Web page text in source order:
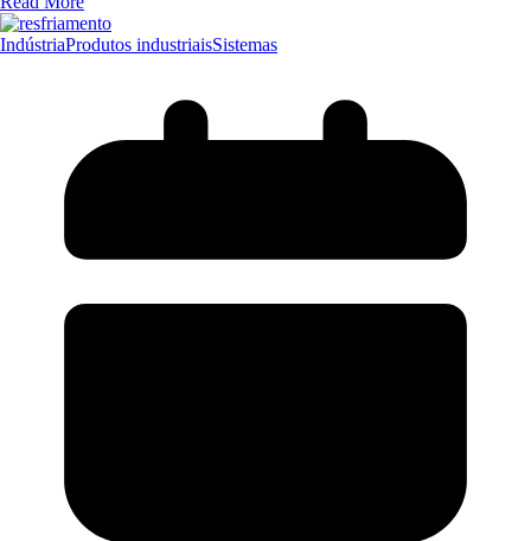
IndústriaProdutos industriaisSistemas